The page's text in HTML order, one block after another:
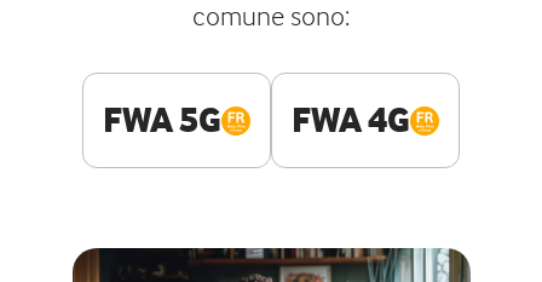
comune sono:
FWA 5G FWA 4G